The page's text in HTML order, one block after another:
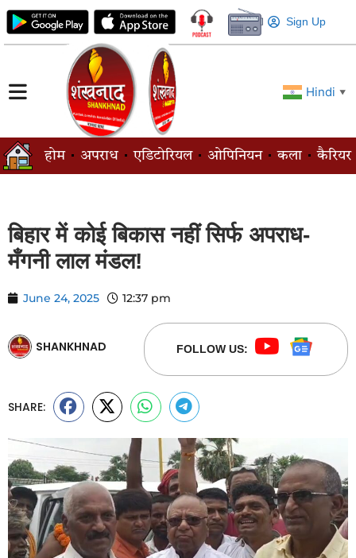
Sign Up
Hindi ▼
होम अपराध एडिटोरियल ओपिनियन कला कैरियर
बिहार में कोई बिकास नहीं सिर्फ अपराध-
मँगनी लाल मंडल!
June 24, 2025 12:37 pm
SHANKHNAD FOLLOW US:
SHARE: